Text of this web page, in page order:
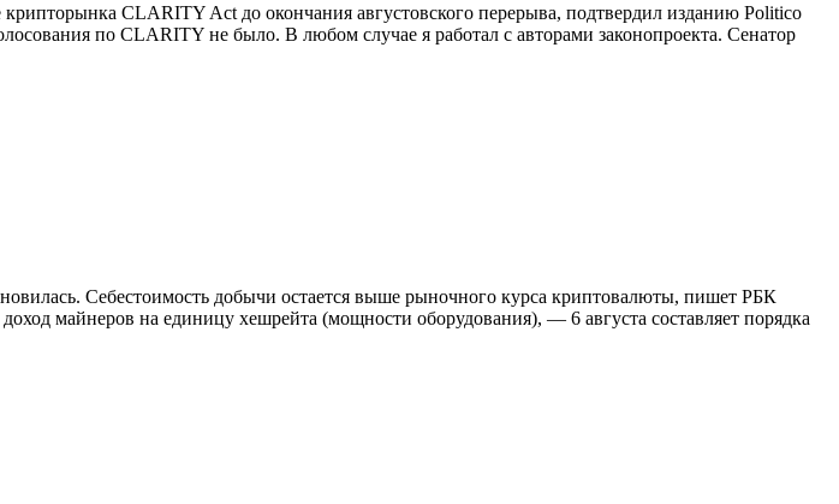
CLARITY Act до окончания августовского перерыва, подтвердил изданию Politico
по CLARITY не было. В любом случае я работал с авторами законопроекта. Сенатор
Себестоимость добычи остается выше рыночного курса криптовалюты, пишет РБК
майнеров на единицу хешрейта (мощности оборудования), — 6 августа составляет порядка